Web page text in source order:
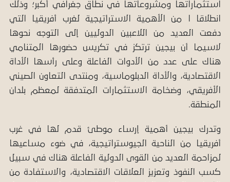
استثماراتها ومشروعاتها في نطاق جغرافي أكبر؛ وذلك
انطلاقا ا من الأهمية الاستراتيجية لغرب أفريقيا التي
دفعت العديد من اللاعبين الدوليين إلى التوجه نحوها
لاسيما أن بيجين ترتكز في تكريس حضورها المتنامي
هناك على عدد من الأدوات الفاعلة وعلى رأسها الأداة
الاقتصادية، والأداة الدبلوماسية، ومنتدى التعاون الصيني
الأفريقي، وضخامة الاستثمارات المتدفقة لمعظم بلدان
المنطقة.
وتدرك بيجين أهمية إرساء موطئ قدم لها في غرب
أفريقيا من الناحية الجيوستراتيجية، في ضوء مساعيها
لمزاحمة العديد من القوى الدولية الفاعلة هناك في سبيل
كسب النفوذ وتعزيز العلاقات الاقتصادية، والاستفادة من